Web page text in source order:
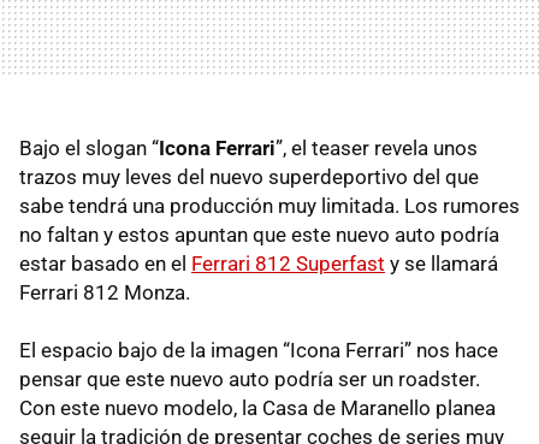
Bajo el slogan “Icona Ferrari”, el teaser revela unos
trazos muy leves del nuevo superdeportivo del que
sabe tendrá una producción muy limitada. Los rumores
no faltan y estos apuntan que este nuevo auto podría
estar basado en el Ferrari 812 Superfast y se llamará
Ferrari 812 Monza.
El espacio bajo de la imagen “Icona Ferrari” nos hace
pensar que este nuevo auto podría ser un roadster.
Con este nuevo modelo, la Casa de Maranello planea
seguir la tradición de presentar coches de series muy